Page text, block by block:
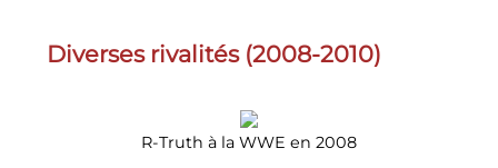
Diverses rivalités (2008-2010)
R-Truth à la WWE en 2008